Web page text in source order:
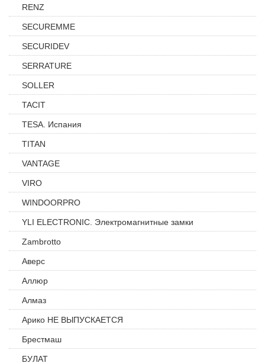
RENZ
SECUREMME
SECURIDEV
SERRATURE
SOLLER
TACIT
TESA. Испания
TITAN
VANTAGE
VIRO
WINDOORPRO
YLI ELECTRONIC. Электромагнитные замки
Zambrotto
Аверс
Аллюр
Алмаз
Арико НЕ ВЫПУСКАЕТСЯ
Брестмаш
БУЛАТ